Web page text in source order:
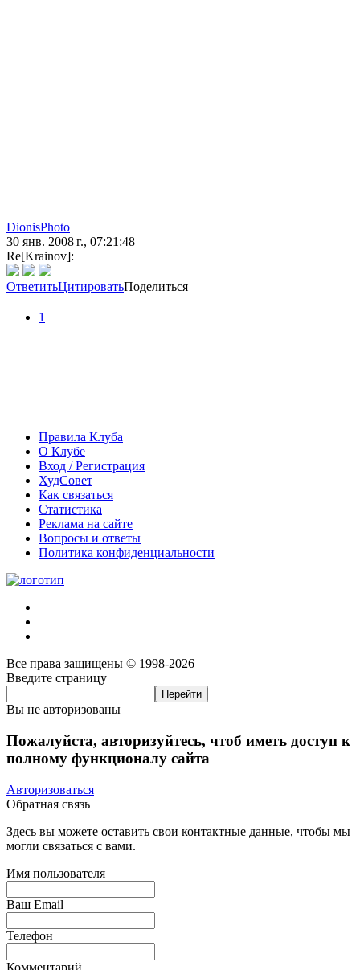
DionisPhoto
30 янв. 2008 г., 07:21:48
Re[Krainov]:
ОтветитьЦитироватьПоделиться
1
Правила Клуба
О Клубе
Вход / Регистрация
ХудСовет
Как связаться
Статистика
Реклама на сайте
Вопросы и ответы
Политика конфиденциальности
Все права защищены © 1998-2026
Введите страницу
Вы не авторизованы
Пожалуйста, авторизуйтесь, чтоб иметь доступ к
полному функционалу сайта
Авторизоваться
Обратная связь
Здесь вы можете оставить свои контактные данные, чтобы мы
могли связаться с вами.
Имя пользователя
Ваш Email
Телефон
Комментарий